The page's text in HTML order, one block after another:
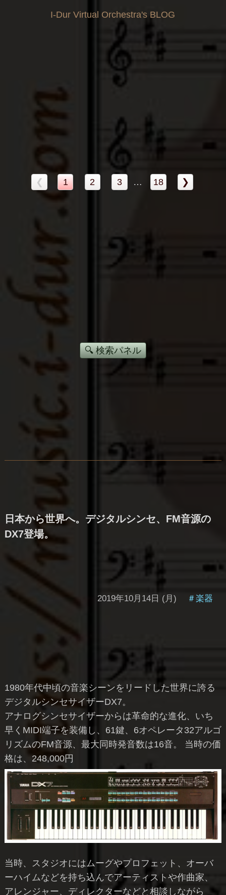
I-Dur Virtual Orchestra's BLOG
❮ 1 2 3 … 18 ❯
🔍 検索パネル
日本から世界へ。デジタルシンセ、FM音源の
DX7登場。
2019年10月14日 (月) ＃楽器
1980年代中頃の音楽シーンをリードした世界に誇る
デジタルシンセサイザーDX7。
アナログシンセサイザーからは革命的な進化、いち
早くMIDI端子を装備し、61鍵、6オペレータ32アルゴ
リズムのFM音源、最大同時発音数は16音。 当時の価
格は、248,000円
当時、スタジオにはムーグやプロフェット、オーバ
ーハイムなどを持ち込んでアーティストや作曲家、
アレンジャー、ディレクターなどと相談しながら